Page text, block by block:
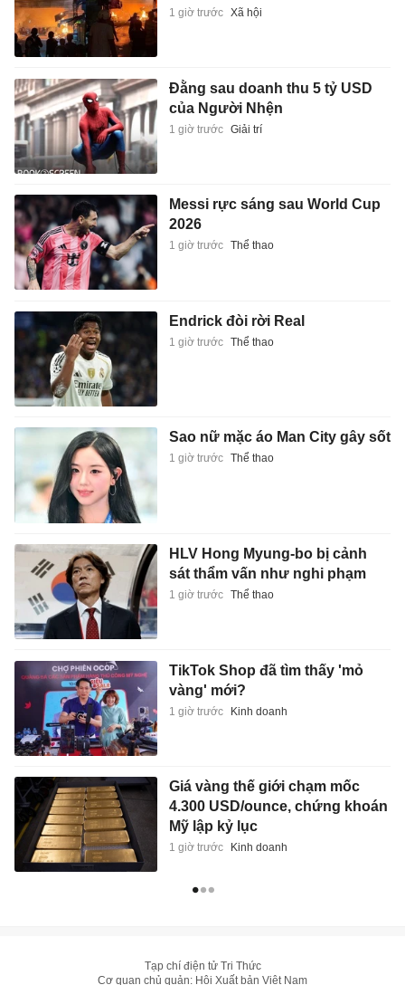
1 giờ trước Xã hội
Đằng sau doanh thu 5 tỷ USD
của Người Nhện
1 giờ trước Giải trí
Messi rực sáng sau World Cup
2026
1 giờ trước Thể thao
Endrick đòi rời Real
1 giờ trước Thể thao
Sao nữ mặc áo Man City gây sốt
1 giờ trước Thể thao
HLV Hong Myung-bo bị cảnh
sát thẩm vấn như nghi phạm
1 giờ trước Thể thao
TikTok Shop đã tìm thấy 'mỏ
vàng' mới?
1 giờ trước Kinh doanh
Giá vàng thế giới chạm mốc
4.300 USD/ounce, chứng khoán
Mỹ lập kỷ lục
1 giờ trước Kinh doanh
Tạp chí điện tử Tri Thức
Cơ quan chủ quản: Hội Xuất bản Việt Nam